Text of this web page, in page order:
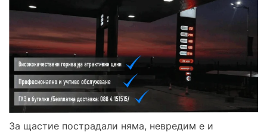
За щастие пострадали няма, невредим е и